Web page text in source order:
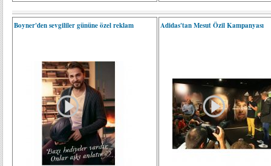
Boyner'den sevgililer gününe özel reklam Adidas'tan Mesut Özil Kampanyası